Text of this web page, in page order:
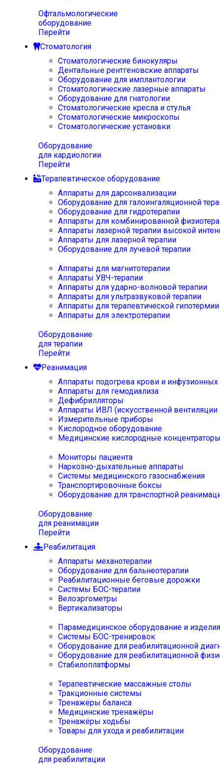
Офтальмологические
оборудование
Перейти
Стоматология
Стоматологические бинокуляры
Дентальные рентгеновские аппараты
Оборудование для имплантологии
Стоматологические лазерные аппараты
Оборудование для гнатологии
Стоматологические кресла и стулья
Стоматологические микроскопы
Стоматологические установки
Оборудование
для кардиологии
Перейти
Терапевтическое оборудование
Аппараты для дарсонвализации
Оборудование для галоингаляционной
Оборудование для гидротерапии
Аппараты для комбинированной
Аппараты лазерной терапии высокой
Аппараты для лазерной терапии
Оборудование для лучевой терапии
Аппараты для магнитотерапии
Аппараты УВЧ-терапии
Аппараты для ударно-волновой терапии
Аппараты для ультразвуковой терапии
Аппараты для терапевтической
Аппараты для электротерапии
Оборудование
для терапии
Перейти
Реанимация
Аппараты подогрева крови и инфузионных
Аппараты для гемодиализа
Дефибрилляторы
Аппараты ИВЛ (искусственной вентиляции
Измерительные приборы
Кислородное оборудование
Медицинские кислородные
Мониторы пациента
Наркозно-дыхательные аппараты
Системы медицинского газоснабжения
Транспортировочные боксы
Оборудование для транспортной
Оборудование
для реанимации
Перейти
Реабилитация
Аппараты механотерапии
Оборудование для бальнеотерапии
Реабилитационные беговые дорожки
Системы БОС-терапии
Велоэргометры
Вертикализаторы
Парамедицинское оборудование и изделия
Системы БОС-тренировок
Оборудование для реабилитационной
Оборудование для реабилитационной
Стабилоплатформы
Терапевтические массажные столы
Тракционные системы
Тренажёры баланса
Медицинские тренажёры
Тренажёры ходьбы
Товары для ухода и реабилитации
Оборудование
для реабилитации